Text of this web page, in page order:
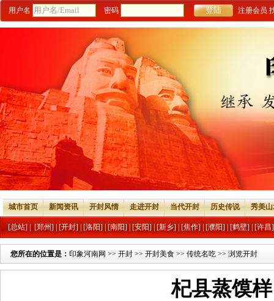
用户名 密码 注册会员
城市首页 新闻资讯 开封风情 走进开封 当代开封 历史传说 秀美
[总站] [郑州] [开封] [洛阳] [南阳] [安阳] [新乡] [焦作] [濮阳] [鹤壁] [许昌]
您所在的位置是： 印象河南网 >> 开封 >> 开封美食 >> 传统名吃 >> 浏览开封
杞县蒸馍样